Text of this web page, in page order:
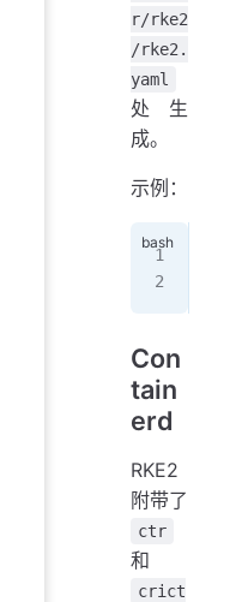
r/rke2
/rke2.
yaml
处生
成。
示例：
Con
tain
erd
RKE2
附带了
ctr
和
crict